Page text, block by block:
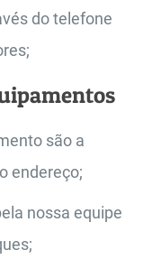
do telefone
são a
endereço;
nossa equipe